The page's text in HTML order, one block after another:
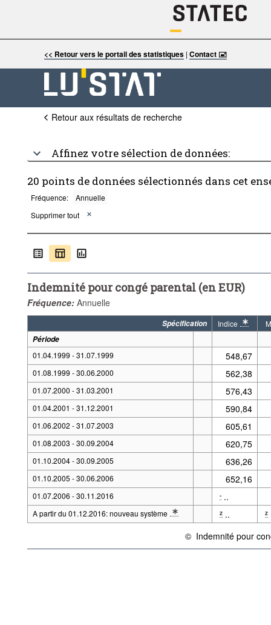
<< Retour vers le portail des statistiques |Contact 🖃
Retour aux résultats de recherche
Affinez votre sélection de données:
20 points de données sélectionnés dans cet
Fréquence:
Annuelle
Supprimer tout
Indemnité pour congé parental (en EUR)
Fréquence: Annuelle
Spécification Indice
* Note
Période
01.04.1999 - 31.07.1999
548,67
01.08.1999 - 30.06.2000 562,38
01.07.2000 - 31.03.2001 576,43
01.04.2001 - 31.12.2001 590,84
01.06.2002 - 31.07.2003 605,61
01.08.2003 - 30.09.2004 620,75
01.10.2004 - 30.09.2005 636,26
01.10.2005 - 30.06.2006 652,16
01.07.2006 - 30.11.2016 - ..
A partir du 01.12.2016: nouveau système
* Note Période 2: Nouveau système: L'indemnité de congé parental
z .. z
©
{link} Conditions
Indemnité pour